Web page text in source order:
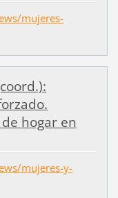
mujeres-
hogar en
mujeres-y-